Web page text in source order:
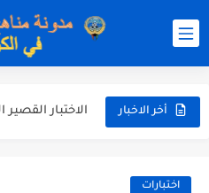
أخر الاخبار
اختبارات